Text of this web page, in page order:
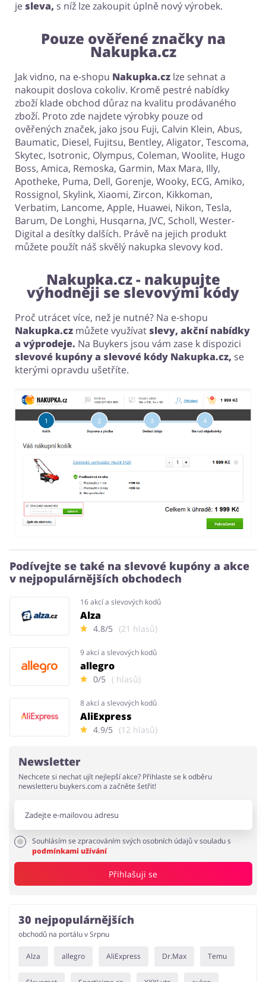
je sleva, s níž lze zakoupit úplně nový výrobek.
Pouze ověřené značky na
Nakupka.cz
Jak vidno, na e-shopu Nakupka.cz lze sehnat a
nakoupit doslova cokoliv. Kromě pestré nabídky
zboží klade obchod důraz na kvalitu prodávaného
zboží. Proto zde najdete výrobky pouze od
ověřených značek, jako jsou Fuji, Calvin Klein, Abus,
Baumatic, Diesel, Fujitsu, Bentley, Aligator, Tescoma,
Skytec, Isotronic, Olympus, Coleman, Woolite, Hugo
Boss, Amica, Remoska, Garmin, Max Mara, Illy,
Apotheke, Puma, Dell, Gorenje, Wooky, ECG, Amiko,
Rossignol, Skylink, Xiaomi, Zircon, Kikkoman,
Verbatim, Lancome, Apple, Huawei, Nikon, Tesla,
Barum, De Longhi, Husqarna, JVC, Scholl, Wester-
Digital a desítky dalších. Právě na jejich produkt
můžete použít náš skvělý nakupka slevovy kod.
Nakupka.cz - nakupujte
výhodněji se slevovými kódy
Proč utrácet více, než je nutné? Na e-shopu
Nakupka.cz můžete využívat slevy, akční nabídky
a výprodeje. Na Buykers jsou vám zase k dispozici
slevové kupóny a slevové kódy Nakupka.cz, se
kterými opravdu ušetříte.
Podívejte se také na slevové kupóny a akce
v nejpopulárnějších obchodech
16 akcí a slevových kodů
Alza
4.8/5 (21 hlasů)
9 akcí a slevových kodů
allegro
0/5 ( hlasů)
8 akcí a slevových kodů
AliExpress
4.9/5 (12 hlasů)
Newsletter
Nechcete si nechat ujít nejlepší akce? Přihlaste se k odběru
newsletteru buykers.com a začněte šetřit!
Souhlásím se zpracováním svých osobních údajů v souladu s
podmínkami užívání
Přihlašuji se
30 nejpopulárnějších
obchodů na portálu v Srpnu
Alza allegro AliExpress Dr.Max Temu